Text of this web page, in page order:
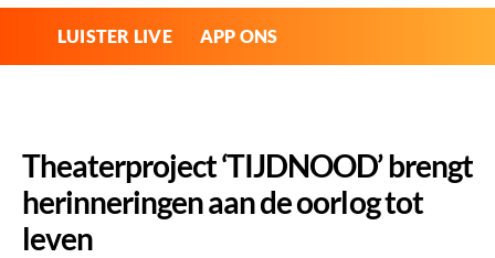
LUISTER LIVE APP ONS
Theaterproject ‘TIJDNOOD’ brengt
herinneringen aan de oorlog tot
leven